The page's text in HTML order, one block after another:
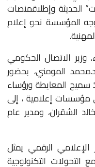
الحديثة وإطلاقمنصات
المؤسسة نحو إعلام
.
وزير الاتصال الحكومي
محمد المومني، بحضور
سميح المعايطة ورؤساء
مؤسسات إعلامية، إلى
خالد الشقران، ومدير عام
الإعلامي الرقمي يمثل
التحولات التكنولوجية